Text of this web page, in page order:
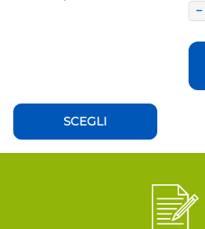
SCEGLI
−